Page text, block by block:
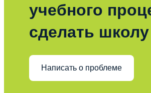
учебного
сделать
Написать о проблеме